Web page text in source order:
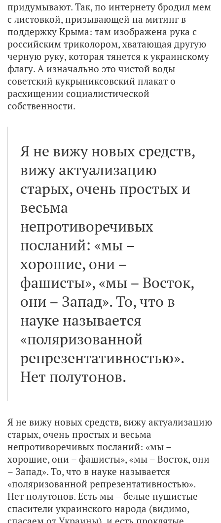
придумывают. Так, по интернету бродил мем
с листовкой, призывающей на митинг в
поддержку Крыма: там изображена рука с
российским триколором, хватающая другую
черную руку, которая тянется к украинскому
флагу. А изначально это чистой воды
советский кукрыниксовский плакат о
расхищении социалистической
собственности.
Я не вижу новых средств,
вижу актуализацию
старых, очень простых и
весьма
непротиворечивых
посланий: «мы –
хорошие, они –
фашисты», «мы – Восток,
они – Запад». То, что в
науке называется
«поляризованной
репрезентативностью».
Нет полутонов.
Я не вижу новых средств, вижу актуализацию
старых, очень простых и весьма
непротиворечивых посланий: «мы –
хорошие, они – фашисты», «мы – Восток, они
– Запад». То, что в науке называется
«поляризованной репрезентативностью».
Нет полутонов. Есть мы – белые пушистые
спасители украинского народа (видимо,